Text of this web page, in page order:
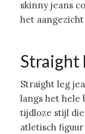
skinny jeans
het
Straight
Straight leg
langs het hele
tijdloze stijl
atletisch